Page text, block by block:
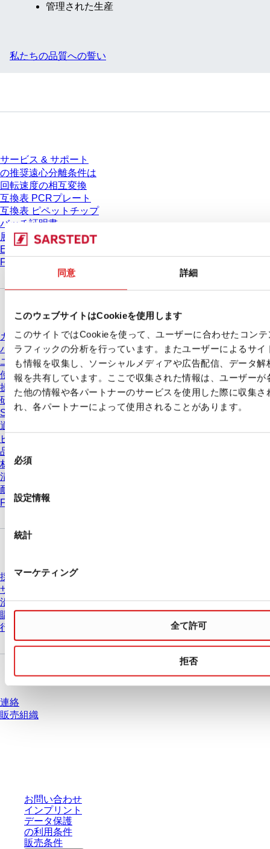
同意 詳細
このウェブサイトはCookieを使用します
このサイトではCookieを使って、ユーザーに合わせたコン
ラフィックの分析を行っています。またユーザーによるサ
も情報を収集し、ソーシャルメディアや広告配信、データ
報を共有しています。ここで収集された情報は、ユーザーが
た他の情報や各パートナーのサービスを使用した際に収集
れ、各パートナーによって使用されることがあります。
同
意
の
選
択
必須
設定情報
統計
マーケティング
全て許可
拒否
管理された生産
私たちの品質への誓い
サービス & サポート
の推奨遠心分離条件は
回転速度の相互変換
互換表 PCRプレート
互換表 ピペットチップ
バッチ証明書
展示会 & 学会
Eラーニング
FAQ
カタログ
パンフレット
ユーザー情報
使用方法
操作手順
研究
Safety Data Sheets(SDS)
適合宣言
ビデオ
品質管理
材質特性
清浄度レベル
耐薬品性
Freezing SARSTEDT Tubes
会社とキャリア
採用情報
ザルスタットについて
沿革
購買と物流
行動原則
連絡
販売組織
お問い合わせ
インプリント
データ保護
の利用条件
販売条件